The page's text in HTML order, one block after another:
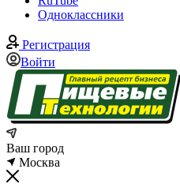
Одноклассники
Регистрация
Войти
Ваш город
Москва